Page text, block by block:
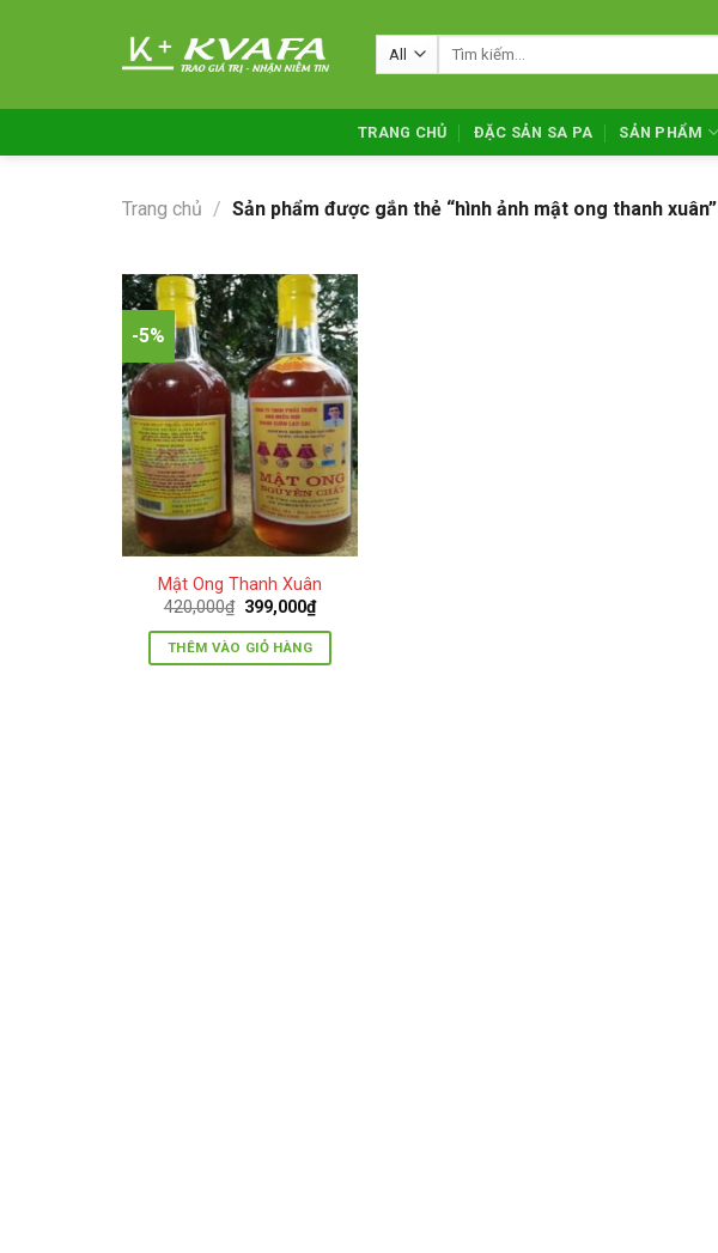
Tìm
TRANG CHỦ ĐẶC SẢN SA PA SẢN PHẨM
Trang chủ / Sản phẩm được gắn thẻ “hình ảnh mật ong thanh xuân”
-5%
Mật Ong Thanh Xuân
420,000₫ Giá
là:
420,000₫.
399,000₫Giá
hiện
tại
THÊM VÀO GIỎ HÀNG